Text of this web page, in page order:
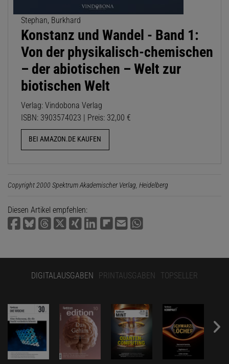
Stephan, Burkhard
Konstanz und Wandel - Band 1:
Von der physikalisch-chemischen
– der abiotischen – Welt zur
biotischen Welt
Verlag: Vindobona Verlag
ISBN: 3903574023 | Preis: 32,00 €
BEI AMAZON.DE KAUFEN
Copyright 2000 Spektrum Akademischer Verlag, Heidelberg
Diesen Artikel empfehlen:
DIGITALAUSGABEN PRINTAUSGABEN TOPSELLER